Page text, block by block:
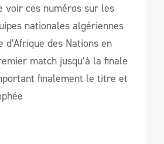
voir ces numéros sur les
nationales algériennes
d’Afrique des Nations en
match jusqu’à la finale
finalement le titre et